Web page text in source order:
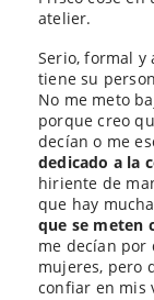
Serio, formal y
tiene su
No me meto
porque creo
decían o me
dedicado a la
hiriente de
que hay
que se meten
me decían por
mujeres, pero
confiar en mis